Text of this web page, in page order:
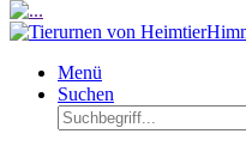
Menü
Suchen